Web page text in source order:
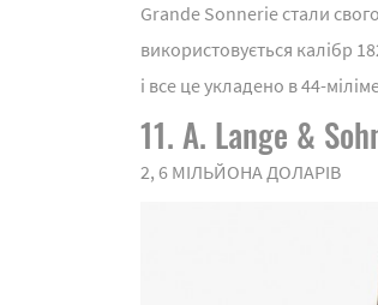
Grande Sonnerie стали
використовується калібр
і все це укладено в 44-
11. A. Lange &
2, 6 МІЛЬЙОНА ДОЛАРІВ